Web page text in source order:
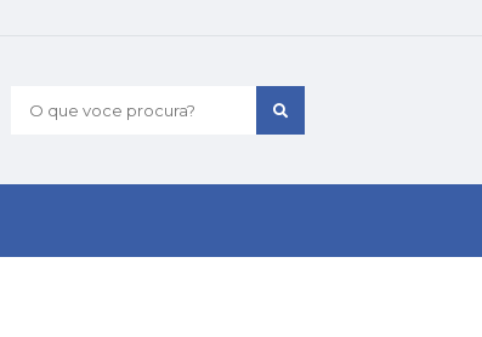
O que voce procura?